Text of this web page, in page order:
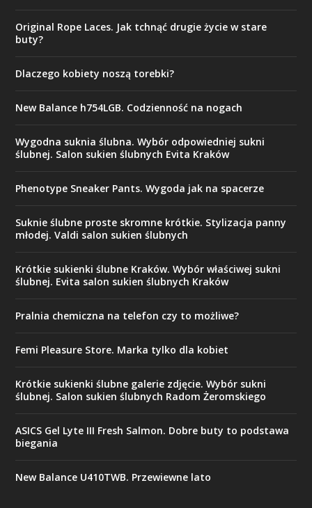
Original Rope Laces. Jak tchnąć drugie życie w stare
buty?
Dlaczego kobiety noszą torebki?
New Balance h754LGB. Codzienność na nogach
Wygodna suknia ślubna. Wybór odpowiedniej sukni
ślubnej. Salon sukien ślubnych Evita Kraków
Phenotype Sneaker Pants. Wygoda jak na spacerze
Suknie ślubne proste skromne krótkie. Stylizacja panny
młodej. Valdi salon sukien ślubnych
Krótkie sukienki ślubne Kraków. Wybór właściwej sukni
ślubnej. Evita salon sukien ślubnych Kraków
Pralnia chemiczna na telefon czy to możliwe?
Femi Pleasure Store. Marka tylko dla kobiet
Krótkie sukienki ślubne galerie zdjęcie. Wybór sukni
ślubnej. Salon sukien ślubnych Radom Żeromskiego
ASICS Gel Lyte III Fresh Salmon. Dobre buty to podstawa
biegania
New Balance U410TWB. Przewiewne lato